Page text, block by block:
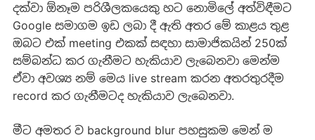
දක්වා ඕනෑම පරිශීලකයෙකු හට නොමිලේ අත්විඳීමට
Google සමාගම ඉඩ ලබා දී ඇති අතර මේ කාළය තුළ
ඔබට එක් meeting එකක් සඳහා සාමාජිකයින් 250ක්
සම්බන්ධ කර ගැනීමට හැකියාව ලැබෙනවා මෙන්ම
ඒවා අවශ්‍ය නම් මෙය live stream කරන අතරතුරදීම
record කර ගැනීමටද හැකියාව ලැබෙනවා.
මීට අමතර ව background blur පහසුකම මෙන් ම